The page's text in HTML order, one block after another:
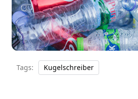
Tags: Kugelschreiber